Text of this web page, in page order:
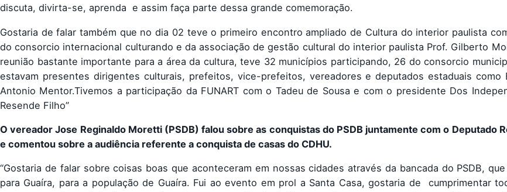
discuta, divirta-se, aprenda e assim faça parte dessa grande comemoração.
Gostaria de falar também que no dia 02 teve o primeiro encontro ampliado de Cultura do interior paulista
do consorcio internacional culturando e da associação de gestão cultural do interior paulista Prof. Gilberto
reunião bastante importante para a área da cultura, teve 32 municípios participando, 26 do consorcio
estavam presentes dirigentes culturais, prefeitos, vice-prefeitos, vereadores e deputados estaduais como
Antonio Mentor.Tivemos a participação da FUNART com o Tadeu de Sousa e com o presidente Dos
Resende Filho”
O vereador Jose Reginaldo Moretti (PSDB) falou sobre as conquistas do PSDB juntamente com o Deputado
e comentou sobre a audiência referente a conquista de casas do CDHU.
“Gostaria de falar sobre coisas boas que aconteceram em nossas cidades através da bancada do PSDB,
para Guaíra, para a população de Guaíra. Fui ao evento em prol a Santa Casa, gostaria de cumprimentar